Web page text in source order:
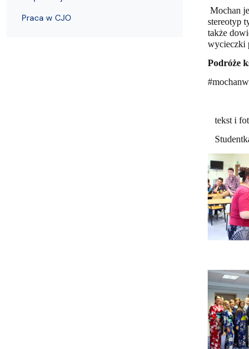
Mochan
stereotyp
także
wycieczki
Podróże
tekst i
Praca w CJO